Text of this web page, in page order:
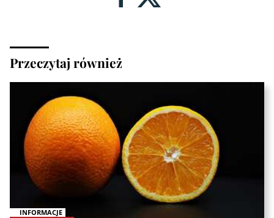
Przeczytaj również
INFORMACJE